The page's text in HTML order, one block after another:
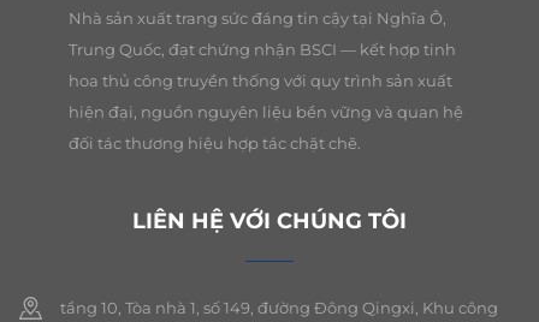
Nhà sản xuất trang sức đáng tin cậy tại Nghĩa Ô,
Trung Quốc, đạt chứng nhận BSCI — kết hợp tinh
hoa thủ công truyền thống với quy trình sản xuất
hiện đại, nguồn nguyên liệu bền vững và quan hệ
đối tác thương hiệu hợp tác chặt chẽ.
LIÊN HỆ VỚI CHÚNG TÔI
tầng 10, Tòa nhà 1, số 149, đường Đông Qingxi, Khu công